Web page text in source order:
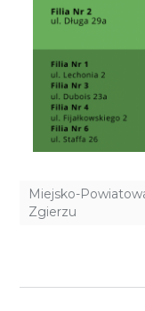
Miejsko-
Zgierzu